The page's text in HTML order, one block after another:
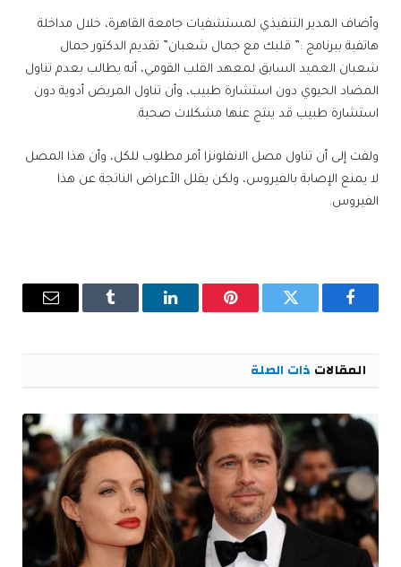
وأضاف المدير التنفيذي لمستشفيات جامعة القاهرة، خلال مداخلة
هاتفية ببرنامج :” قلبك مع جمال شعبان” تقديم الدكتور جمال
شعبان العميد السابق لمعهد القلب القومي، أنه يطالب بعدم تناول
المضاد الحيوي دون استشارة طبيب، وأن تناول المريض أدوية دون
استشارة طبيب قد ينتج عنها مشكلات صحية.
ولفت إلى أن تناول مصل الانفلونزا أمر مطلوب للكل، وأن هذا المصل
لا يمنع الإصابة بالفيروس، ولكن يقلل الأعراض الناتجة عن هذا
الفيروس.
فيسبوك تويتر بينتيريستلينكدإن Tumblr
البريد
المقالات ذات الصلة